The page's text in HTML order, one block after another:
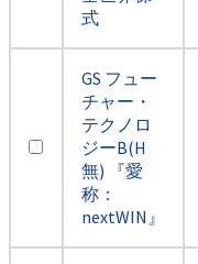
式
GS フュー
チャー・
テクノロ
ジーB(H
無) 『愛
称：
nextWIN』